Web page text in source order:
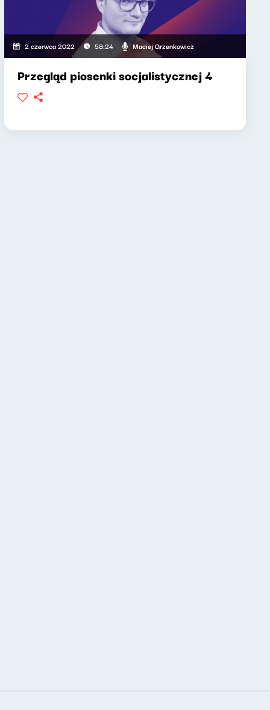
2 czerwca 2022 58:24 Maciej Grzenkowicz
Przegląd piosenki socjalistycznej 4